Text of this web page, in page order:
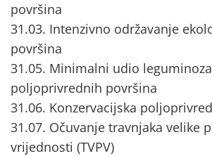
površina
31.03. Intenzivno održavanje
površina
31.05. Minimalni udio
poljoprivrednih površina
31.06. Konzervacijska
31.07. Očuvanje travnjaka velike
vrijednosti (TVPV)